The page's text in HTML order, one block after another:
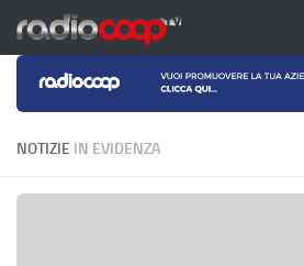
Salta al contenuto
NOTIZIE IN EVIDENZA